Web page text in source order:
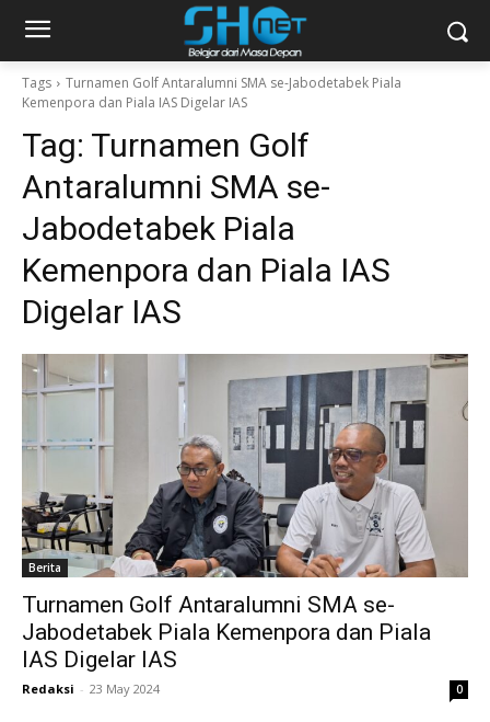
Tags
Turnamen Golf Antaralumni SMA se-Jabodetabek Piala
Kemenpora dan Piala IAS Digelar IAS
Tag: Turnamen Golf
Antaralumni SMA se-
Jabodetabek Piala
Kemenpora dan Piala IAS
Digelar IAS
Berita
Turnamen Golf Antaralumni SMA se-
Jabodetabek Piala Kemenpora dan Piala
IAS Digelar IAS
Redaksi - 23 May 2024 0